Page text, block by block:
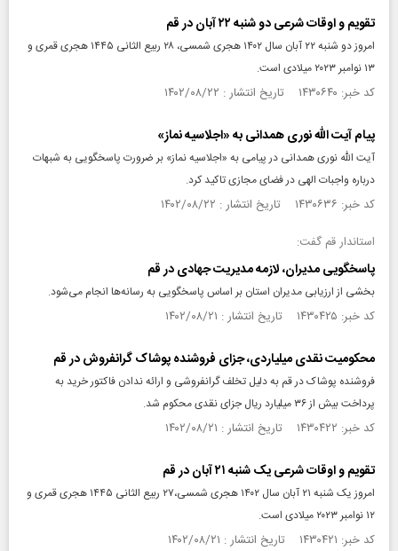
تقویم و اوقات شرعی دو شنبه ۲۲ آبان در قم
امروز دو شنبه ۲۲ آبان سال ۱۴۰۲ هجری شمسی، ۲۸ ربیع الثانی ۱۴۴۵ هجری قمری و
۱۳ نوامبر ۲۰۲۳ میلادی است.
کد خبر: ۱۴۳۰۶۴۰ تاریخ انتشار : ۱۴۰۲/۰۸/۲۲
پیام آیت الله نوری همدانی به «اجلاسیه نماز»
آیت الله نوری همدانی در پیامی به «اجلاسیه نماز» بر ضرورت پاسخگویی به شبهات
درباره واجبات الهی در فضای مجازی تاکید کرد.
کد خبر: ۱۴۳۰۶۳۶ تاریخ انتشار : ۱۴۰۲/۰۸/۲۲
استاندار قم گفت:
پاسخگویی مدیران، لازمه مدیریت جهادی در قم
بخشی از ارزیابی مدیران استان بر اساس پاسخگویی به رسانه‌ها انجام می‌شود.
کد خبر: ۱۴۳۰۴۲۵ تاریخ انتشار : ۱۴۰۲/۰۸/۲۱
محکومیت نقدی میلیاردی، جزای فروشنده پوشاک گرانفروش در قم
فروشنده پوشاک در قم به دلیل تخلف گرانفروشی و ارائه ندادن فاکتور خرید به
پرداخت بیش از ۳۶ میلیارد ریال جزای نقدی محکوم شد.
کد خبر: ۱۴۳۰۴۲۲ تاریخ انتشار : ۱۴۰۲/۰۸/۲۱
تقویم و اوقات شرعی یک شنبه ۲۱ آبان در قم
امروز یک شنبه ۲۱ آبان سال ۱۴۰۲ هجری شمسی،۲۷ ربیع الثانی ۱۴۴۵ هجری قمری و
۱۲ نوامبر ۲۰۲۳ میلادی است.
کد خبر: ۱۴۳۰۴۲۱ تاریخ انتشار : ۱۴۰۲/۰۸/۲۱